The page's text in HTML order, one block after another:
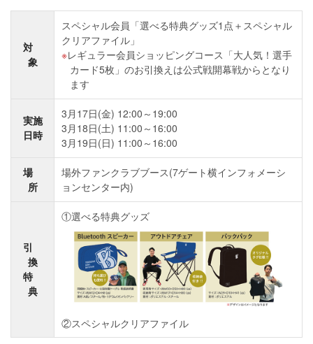
対
象
スペシャル会員「選べる特典グッズ1点＋スペシャル
クリアファイル」
レギュラー会員ショッピングコース「大人気！選手
カード5枚」のお引換えは公式戦開幕戦からとなり
ます
実施
日時
3月17日(金) 12:00～19:00
3月18日(土) 11:00～16:00
3月19日(日) 11:00～16:00
場
所
場外ファンクラブブース(7ゲート横インフォメーシ
ョンセンター内)
引
換
特
典
①選べる特典グッズ
②スペシャルクリアファイル